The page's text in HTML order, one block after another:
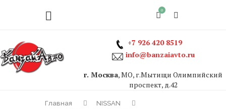
0
+7 926 420 8519
info@banzaiavto.ru
г. Москва, МО, г.Мытищи Олимпийский
проспект, д.42
Главная
NISSAN